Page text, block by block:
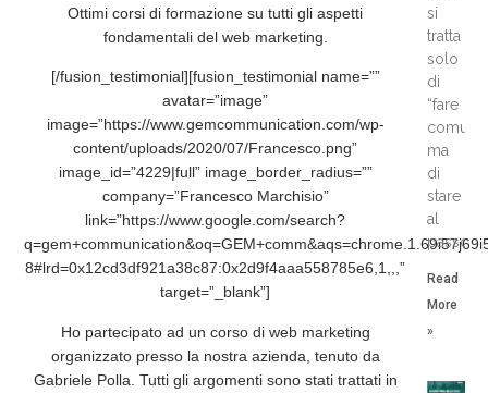
Ottimi corsi di formazione su tutti gli aspetti
fondamentali del web marketing.
[/fusion_testimonial][fusion_testimonial name=””
avatar=”image”
image=”https://www.gemcommunication.com/wp-
content/uploads/2020/07/Francesco.png”
image_id=”4229|full” image_border_radius=””
company=”Francesco Marchisio”
link=”https://www.google.com/search?
8#lrd=0x12cd3df921a38c87:0x2d9f4aaa558785e6,1,,,”
target=”_blank”]
Ho partecipato ad un corso di web marketing
organizzato presso la nostra azienda, tenuto da
Gabriele Polla. Tutti gli argomenti sono stati trattati in
si
tratta
solo
di
“fare
ma
di
stare
al
passo
Read
More
»